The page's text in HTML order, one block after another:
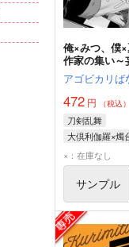
俺×みつ、僕
作家の集い～
アゴビカリば
472 円 （税込）
刀剣乱舞
大倶利伽羅×燭
大倶利伽羅
×：在庫なし
サンプル